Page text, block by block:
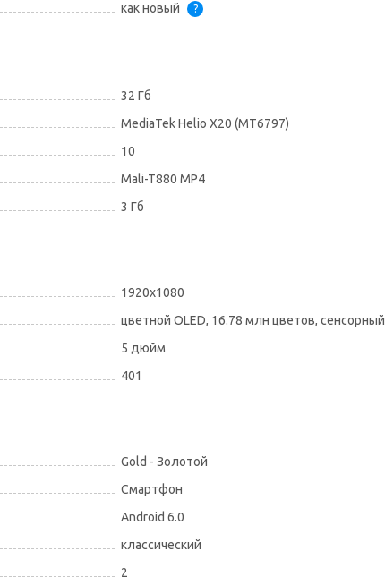
как новый ?
32 Гб
MediaTek Helio X20 (MT6797)
10
Mali-T880 MP4
3 Гб
1920x1080
цветной OLED, 16.78 млн цветов, сенсорный
5 дюйм
401
Gold - Золотой
Смартфон
Android 6.0
классический
2